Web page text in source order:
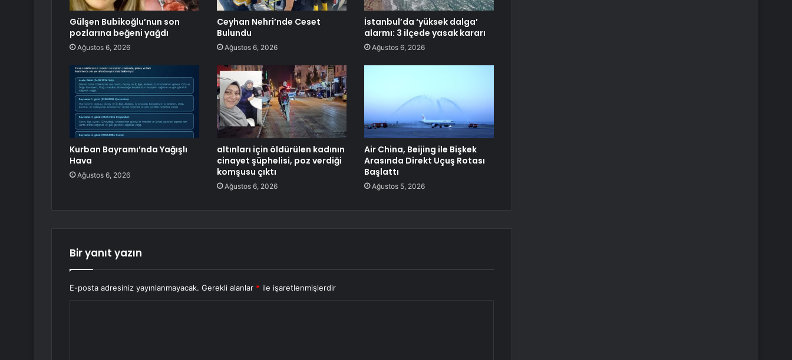
Gülşen Bubikoğlu’nun son
pozlarına beğeni yağdı
Ağustos 6, 2026
Ceyhan Nehri’nde Ceset
Bulundu
Ağustos 6, 2026
İstanbul’da ‘yüksek dalga’
alarmı: 3 ilçede yasak kararı
Ağustos 6, 2026
Kurban Bayramı’nda Yağışlı
Hava
Ağustos 6, 2026
altınları için öldürülen kadının
cinayet şüphelisi, poz verdiği
komşusu çıktı
Ağustos 6, 2026
Air China, Beijing ile Bişkek
Arasında Direkt Uçuş Rotası
Başlattı
Ağustos 5, 2026
Bir yanıt yazın
E-posta adresiniz yayınlanmayacak. Gerekli alanlar * ile işaretlenmişlerdir